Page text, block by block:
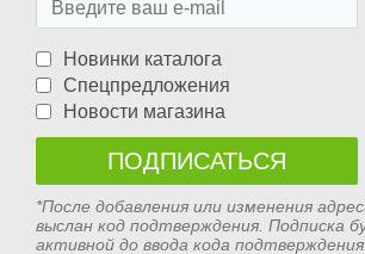
Новинки каталога
Спецпредложения
Новости магазина
*После добавления или изменения
выслан код подтверждения. Подписка
активной до ввода кода подтверждения.